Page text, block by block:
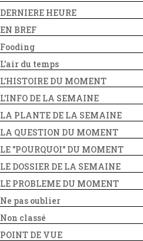
DERNIERE HEURE
EN BREF
Fooding
L'air du temps
L'HISTOIRE DU MOMENT
L'INFO DE LA SEMAINE
LA PLANTE DE LA SEMAINE
LA QUESTION DU MOMENT
LE "POURQUOI" DU MOMENT
LE DOSSIER DE LA SEMAINE
LE PROBLEME DU MOMENT
Ne pas oublier
Non classé
POINT DE VUE